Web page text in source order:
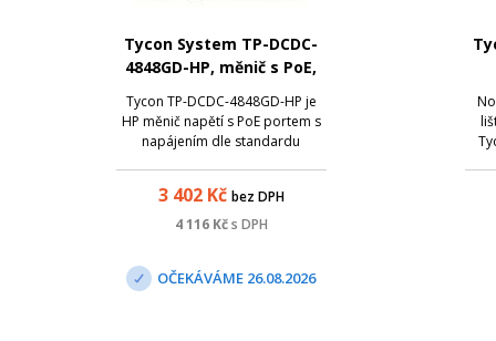
Tycon System TP-DCDC-
4848GD-HP, měnič s PoE,
Tycon TP-DCDC-4848GD-HP je
HP měnič napětí s PoE portem s
napájením dle standardu
0,625A. Zdroj disponuje dvěma
izolovanými vstupy pro
3 402Kč bez DPH
4 116Kčs DPH
OČEKÁVÁME 26.08.2026